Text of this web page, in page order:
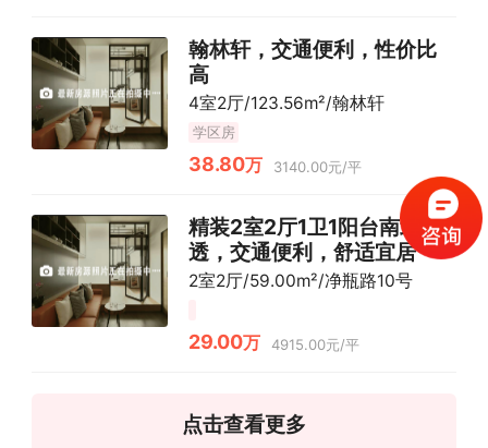
翰林轩，交通便利，性价比
高
4室2厅/123.56m²/翰林轩
学区房
38.80万 3140.00元/平
精装2室2厅1卫1阳台南北通
透，交通便利，舒适宜居
2室2厅/59.00m²/净瓶路10号
29.00万 4915.00元/平
点击查看更多